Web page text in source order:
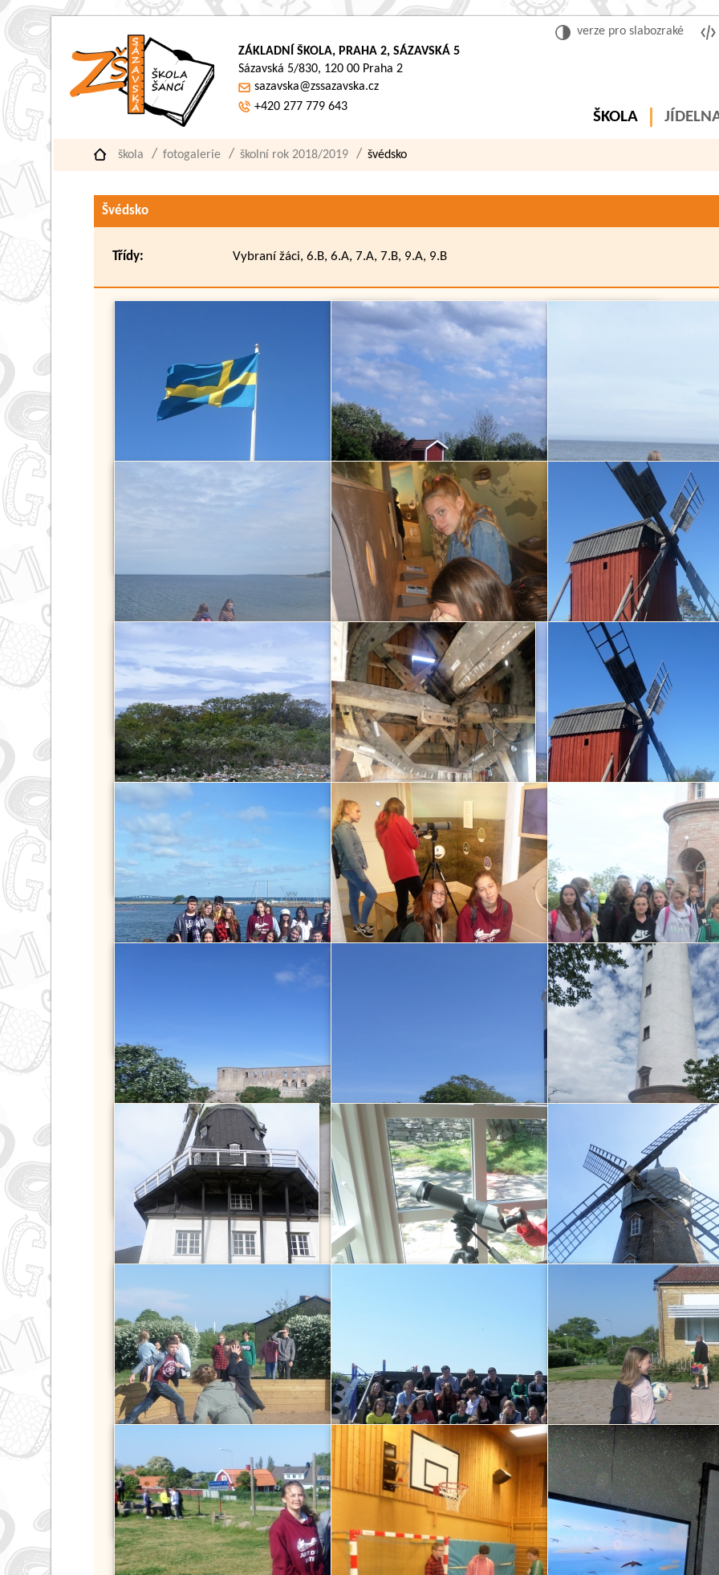
verze pro slabozraké
ZÁKLADNÍ ŠKOLA, PRAHA 2, SÁZAVSKÁ 5
Sázavská 5/830, 120 00 Praha 2
sazavska@zssazavska.cz
+420 277 779 643
ŠKOLA
škola fotogalerie školní rok 2018/2019 švédsko
Švédsko
Třídy: Vybraní žáci, 6.B, 6.A, 7.A, 7.B, 9.A, 9.B